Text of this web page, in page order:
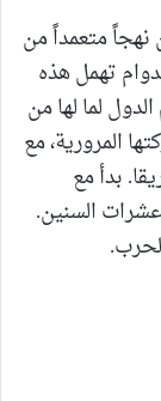
متعمداً من
تهمل هذه
لما لها من
المرورية، مع
بدأ مع
السنين.